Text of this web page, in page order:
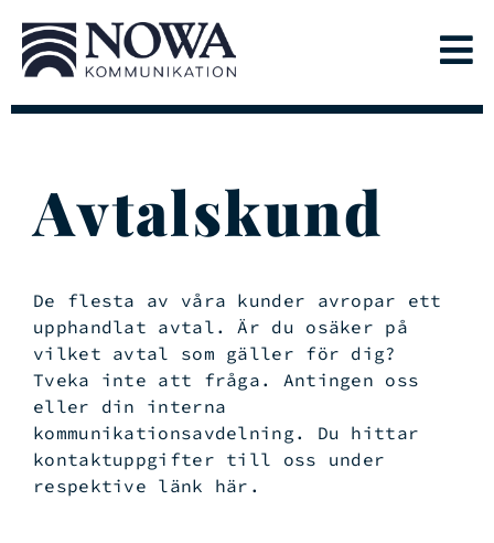
Avtalskund
De flesta av våra kunder avropar ett
upphandlat avtal. Är du osäker på
vilket avtal som gäller för dig?
Tveka inte att fråga. Antingen oss
eller din interna
kommunikationsavdelning. Du hittar
kontaktuppgifter till oss under
respektive länk här.